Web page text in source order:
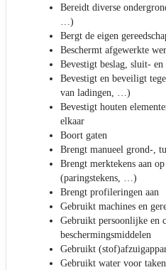
Bereidt diverse
…)
Bergt de eigen
Beschermt afgewerkte
Bevestigt beslag, sluit- en
Bevestigt en beveiligt
van ladingen, …)
Bevestigt houten
elkaar
Boort gaten
Brengt manueel grond-,
Brengt merktekens aan
(paringstekens, …)
Brengt profileringen aan
Gebruikt machines en
Gebruikt persoonlijke en
beschermingsmiddelen
Gebruikt
Gebruikt water voor